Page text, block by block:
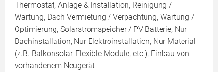
Thermostat, Anlage & Installation, Reinigung /
Wartung, Dach Vermietung / Verpachtung, Wartung /
Optimierung, Solarstromspeicher / PV Batterie, Nur
Dachinstallation, Nur Elektroinstallation, Nur Material
(z.B. Balkonsolar, Flexible Module, etc.), Einbau von
vorhandenem Neugerät